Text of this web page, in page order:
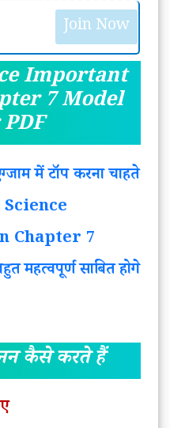
Join Now
Important
7 Model
में टॉप करना चाहते
Science
Chapter 7
साबित होगे
कैसे करते हैं